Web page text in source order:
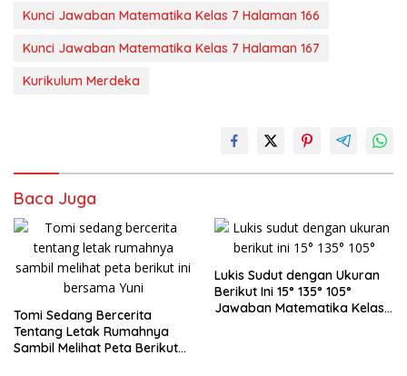
Kunci Jawaban Matematika Kelas 7 Halaman 166
Kunci Jawaban Matematika Kelas 7 Halaman 167
Kurikulum Merdeka
Baca Juga
Tomi Sedang Bercerita
Tentang Letak Rumahnya
Sambil Melihat Peta Berikut
Lukis Sudut dengan Ukuran
Berikut Ini 15° 135° 105°
Jawaban Matematika Kelas